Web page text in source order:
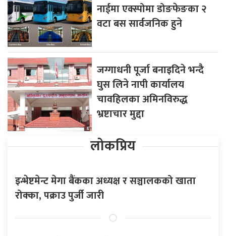
नाईमा एक्स्पोमा डोङफेङका २
वटा बस सार्वजनिक हुने
जग्गाधनी पूर्जा बनाइदिने भन्दै
घुस लिने नापी कार्यालय
चावहिलका अमिनविरुद्ध
भ्रष्टाचार मुद्दा
लोकप्रिय
इन्भेष्टमेन्ट मेगा बैंकका अध्यक्ष र सञ्चालकको खाता
रोक्का, पक्राउ पुर्जी जारी